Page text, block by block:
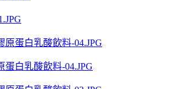
蛋白乳酸飲料-04.JPG